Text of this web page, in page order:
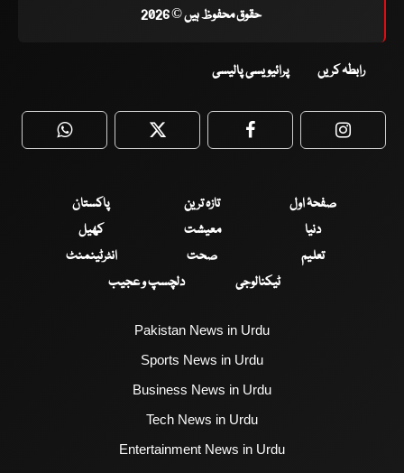
حقوق محفوظ ہیں © 2026
رابطہ کریں پرائیویسی پالیسی
WhatsApp Twitter Facebook
صفحۂ اول تازہ ترین
پاکستان
دنیا
معیشت
کھیل
تعلیم
صحت
انٹرٹینمنٹ
ٹیکنالوجی
دلچسپ و عجیب
Pakistan News in Urdu
Sports News in Urdu
Business News in Urdu
Tech News in Urdu
Entertainment News in Urdu